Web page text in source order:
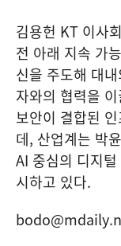
김용헌 KT 이사
전 아래 지속 가
신을 주도해 대
자와의 협력을
보안이 결합된
데, 산업계는 박
AI 중심의 디지
시하고 있다.